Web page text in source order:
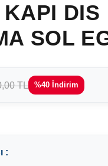
DIS
SOL
TL %40 İndirim
: